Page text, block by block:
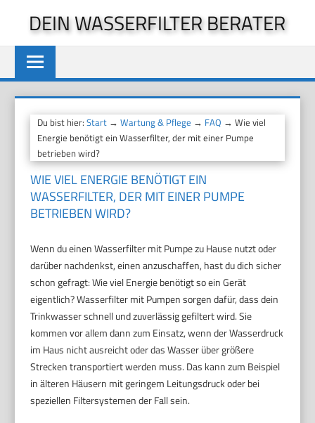
springen
DEIN WASSERFILTER BERATER
Du bist hier:Start →Wartung & Pflege → FAQ → Wie viel
Energie benötigt ein Wasserfilter, der mit einer Pumpe
betrieben wird?
WIE VIEL ENERGIE BENÖTIGT EIN
WASSERFILTER, DER MIT EINER PUMPE
BETRIEBEN WIRD?
Wenn du einen Wasserfilter mit Pumpe zu Hause nutzt oder
darüber nachdenkst, einen anzuschaffen, hast du dich sicher
schon gefragt: Wie viel Energie benötigt so ein Gerät
eigentlich? Wasserfilter mit Pumpen sorgen dafür, dass dein
Trinkwasser schnell und zuverlässig gefiltert wird. Sie
kommen vor allem dann zum Einsatz, wenn der Wasserdruck
im Haus nicht ausreicht oder das Wasser über größere
Strecken transportiert werden muss. Das kann zum Beispiel
in älteren Häusern mit geringem Leitungsdruck oder bei
speziellen Filtersystemen der Fall sein.